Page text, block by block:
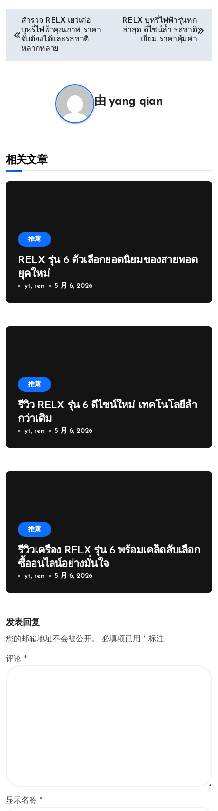
章
导
สำรวจ RELX เยว่เค่อ
บุหรี่ไฟฟ้าคุณภาพ ราคา
จับต้องได้และรสชาติ
หลากหลาย
RELX บุหรี่ไฟฟ้ารุ่นหก
ล่าสุด ดีไซน์ล้ำ รสชาติ
เยี่ยม ราคาคุ้มค่า
由yang qian
相关文章
推薦
RELX รุ่น 6 ตัวเลือกยอดนิยมของสายพอต
ยุคใหม่
yt, ren 5 月 6, 2026
推薦
รีวิว RELX รุ่น 6 ดีไซน์ใหม่ เทคโนโลยีล้ำ
กว่าเดิม
yt, ren 5 月 6, 2026
推薦
รีวิวเครื่อง RELX รุ่น 6 พร้อมเคล็ดลับเลือก
ซื้ออนไลน์อย่างมั่นใจ
yt, ren 5 月 6, 2026
发表回复
您的邮箱地址不会被公开。 必填项已用 * 标注
评论 *
显示名称 *